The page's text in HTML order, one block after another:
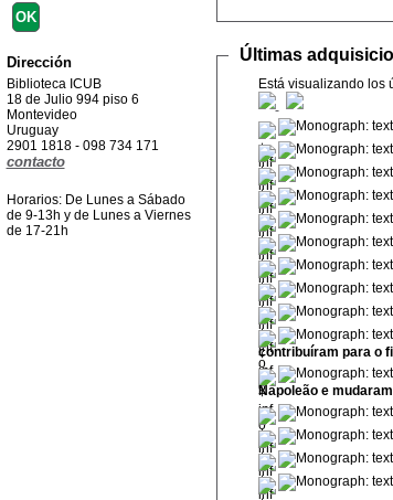
Últimas
Está visualizando los
contribuíram para o
Napoleão e
Dirección
Biblioteca ICUB
18 de Julio 994 piso 6
Montevideo
Uruguay
2901 1818 - 098 734 171
contacto
Horarios: De Lunes a Sábado
de 9-13h y de Lunes a Viernes
de 17-21h